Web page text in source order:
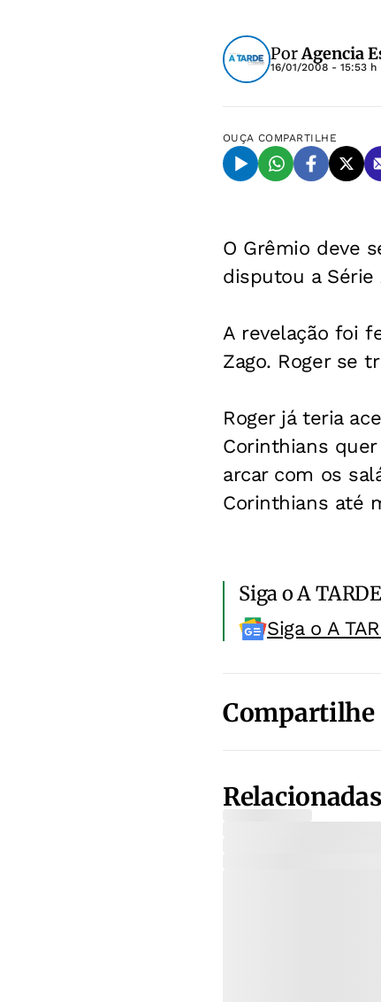
PorAgencia
16/01/2008 - 15:53 h
OUÇA COMPARTILHE
O Grêmio deve
disputou a Série
A revelação foi
Zago. Roger se
Roger já teria
Corinthians
arcar com os
Corinthians até
Siga o A
Siga o A
Compartilhe
Relacionadas